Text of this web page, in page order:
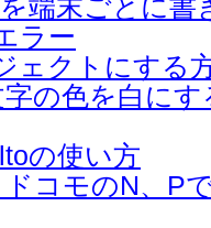
端末ごとに書
ラー
ェクトにする
の色を白に
の使い方
コモのN、P